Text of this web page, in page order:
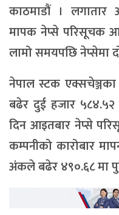
काठमाडौं । लगातार
मापक नेप्से परिसूचक
लामो समयपछि नेप्सेमा
नेपाल स्टक
बढेर दुई हजार
दिन आइतबार नेप्से
कम्पनीको कारोबार
अंकले बढेर ४९०.६८ मा